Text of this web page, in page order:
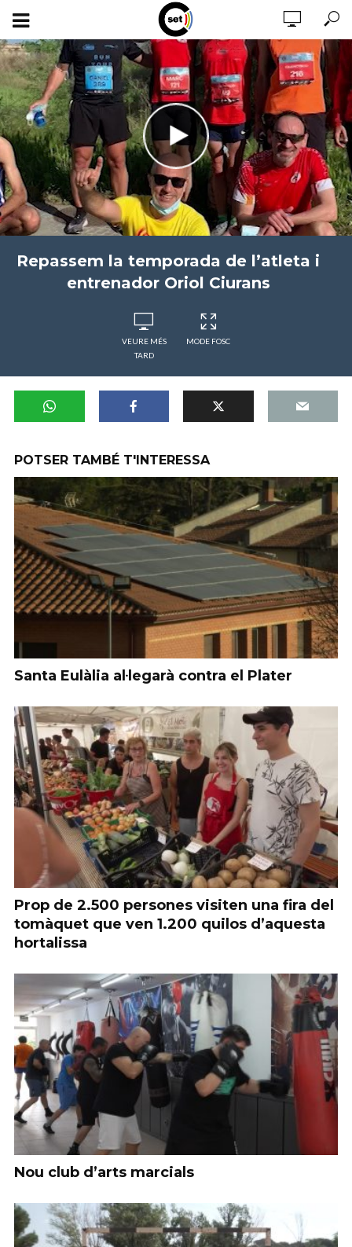
Repassem la temporada de l’atleta i
entrenador Oriol Ciurans
VEURE MÉS
TARD
MODE FOSC
POTSER TAMBÉ T'INTERESSA
Santa Eulàlia al·legarà contra el Plater
Prop de 2.500 persones visiten una fira del
tomàquet que ven 1.200 quilos d’aquesta
hortalissa
Nou club d’arts marcials